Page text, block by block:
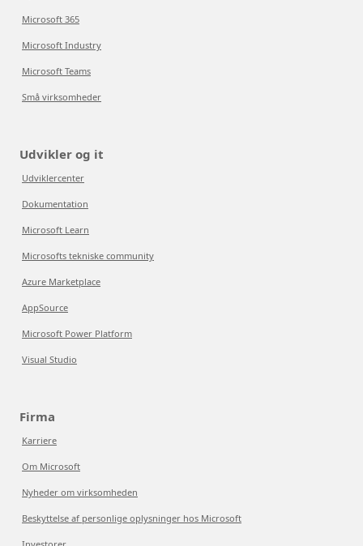
Microsoft 365
Microsoft Industry
Microsoft Teams
Små virksomheder
Udvikler og it
Udviklercenter
Dokumentation
Microsoft Learn
Microsofts tekniske community
Azure Marketplace
AppSource
Microsoft Power Platform
Visual Studio
Firma
Karriere
Om Microsoft
Nyheder om virksomheden
Beskyttelse af personlige oplysninger hos Microsoft